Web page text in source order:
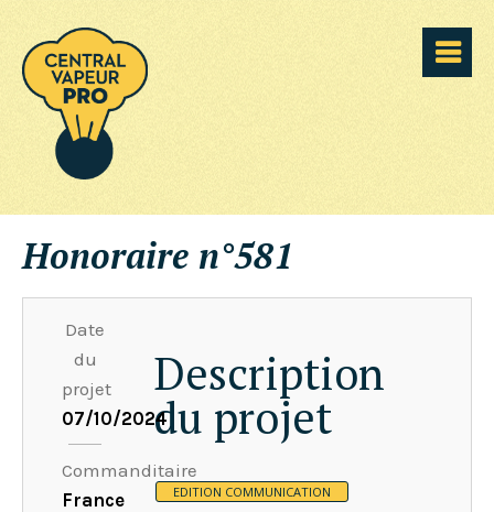
Honoraire n°581
Date
du
projet
07/10/2024
Commanditaire
France
Description
du projet
EDITION COMMUNICATION